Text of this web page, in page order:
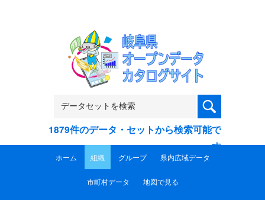
1879件のデータ・セットから検索可能で
す
ホーム 組織 グループ 県内広域データ
市町村データ 地図で見る